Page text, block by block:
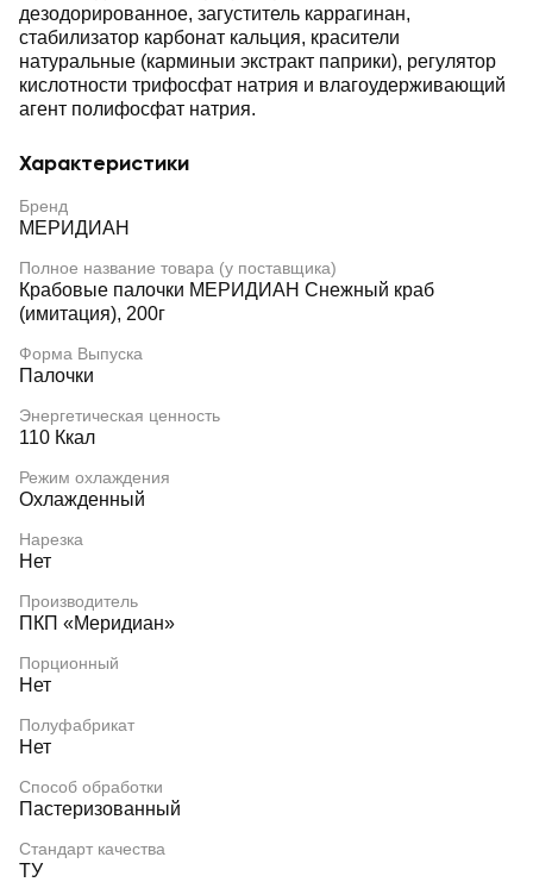
дезодорированное, загуститель каррагинан,
стабилизатор карбонат кальция, красители
натуральные (карминыи экстракт паприки), регулятор
кислотности трифосфат натрия и влагоудерживающий
агент полифосфат натрия.
Характеристики
Бренд
МЕРИДИАН
Полное название товара (у поставщика)
Крабовые палочки МЕРИДИАН Снежный краб
(имитация), 200г
Форма Выпуска
Палочки
Энергетическая ценность
110 Ккал
Режим охлаждения
Охлажденный
Нарезка
Нет
Производитель
ПКП «Меридиан»
Порционный
Нет
Полуфабрикат
Нет
Способ обработки
Пастеризованный
Стандарт качества
ТУ